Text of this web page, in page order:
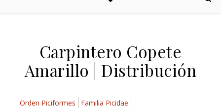
Carpintero Copete
Amarillo | Distribución
Orden Piciformes
Familia Picidae